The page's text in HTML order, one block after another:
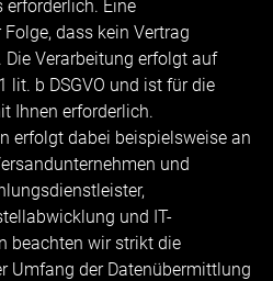
Eine
dass kein Vertrag
Verarbeitung erfolgt auf
lit. b DSGVO und ist für die
Ihnen erforderlich.
erfolgt dabei beispielsweise an
und
und IT-
beachten wir strikt die
Umfang der Datenübermittlung